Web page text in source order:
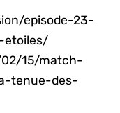
episode-23-
etoiles/
15/match-
tenue-des-